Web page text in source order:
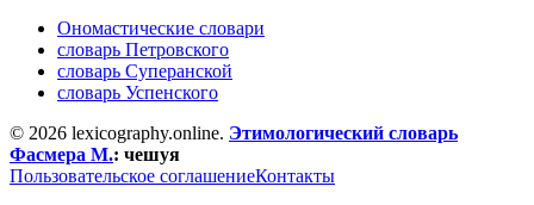
Ономастические словари
словарь Петровского
словарь Суперанской
словарь Успенского
© 2026 lexicography.online. Этимологический словарь
Фасмера М.: чешуя
Пользовательское соглашениеКонтакты